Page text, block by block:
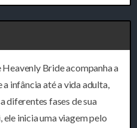
Heavenly Brideacompanha a
infância até a vida adulta,
diferentes fases de sua
ele inicia uma viagem pelo